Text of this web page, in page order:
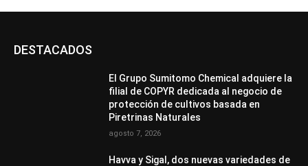
DESTACADOS
El Grupo Sumitomo Chemical adquiere la
filial de COPYR dedicada al negocio de
protección de cultivos basada en
Piretrinas Naturales
agosto 7, 2026
Havva y Sigal, dos nuevas variedades de